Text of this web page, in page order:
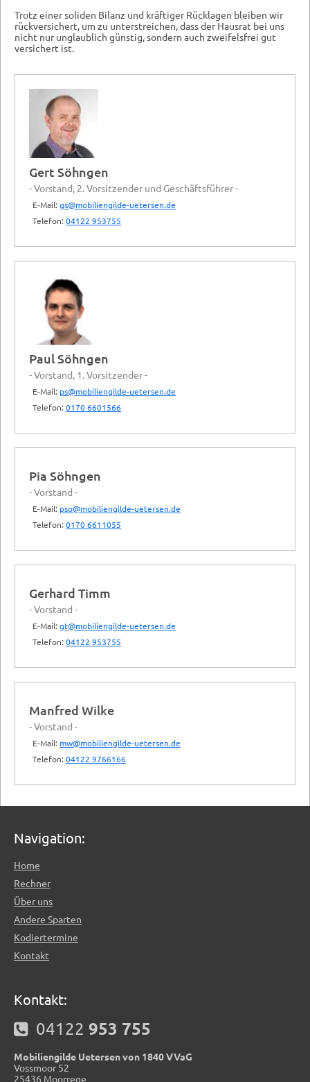
Trotz einer soliden Bilanz und kräftiger Rücklagen bleiben wir
rückversichert, um zu unterstreichen, dass der Hausrat bei uns
nicht nur unglaublich günstig, sondern auch zweifelsfrei gut
versichert ist.
Gert Söhngen
- Vorstand, 2. Vorsitzender und Geschäftsführer -
E-Mail: gs@mobiliengilde-uetersen.de
Telefon: 04122 953755
Paul Söhngen
- Vorstand, 1. Vorsitzender -
E-Mail: ps@mobiliengilde-uetersen.de
Telefon: 0170 6601566
Pia Söhngen
- Vorstand -
E-Mail: pso@mobiliengilde-uetersen.de
Telefon: 0170 6611055
Gerhard Timm
- Vorstand -
E-Mail: gt@mobiliengilde-uetersen.de
Telefon: 04122 953755
Manfred Wilke
- Vorstand -
E-Mail: mw@mobiliengilde-uetersen.de
Telefon: 04122 9766166
Navigation:
Home
Rechner
Über uns
Andere Sparten
Kodiertermine
Kontakt
Kontakt:
  04122
953 755
Mobiliengilde Uetersen von 1840 VVaG
Vossmoor 52
25436 Moorrege